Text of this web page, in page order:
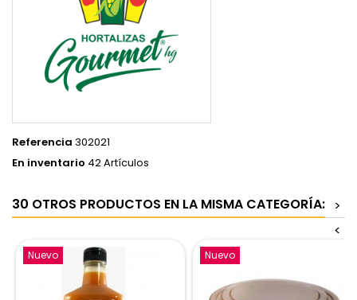
Referencia 302021
En inventario 42 Artículos
30 OTROS PRODUCTOS EN LA MISMA CATEGORÍA: >
<
Nuevo Nuevo